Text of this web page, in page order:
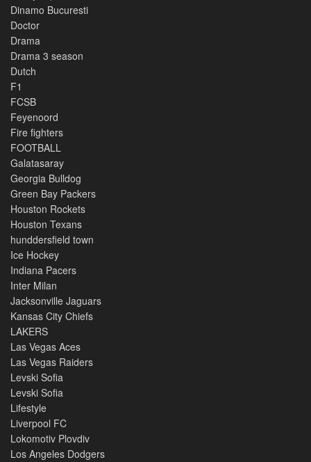
Dinamo Bucuresti
Doctor
Drama
Drama 3 season
Dutch
F1
FCSB
Feyenoord
Fire fighters
FOOTBALL
Galatasaray
Georgia Bulldog
Green Bay Packers
Houston Rockets
Houston Texans
hunddersfield town
Ice Hockey
Indiana Pacers
Inter Milan
Jacksonville Jaguars
Kansas City Chiefs
LAKERS
Las Vegas Aces
Las Vegas Raiders
Levski Sofia
Levski Sofia
Lifestyle
Liverpool FC
Lokomotiv Plovdiv
Los Angeles Dodgers